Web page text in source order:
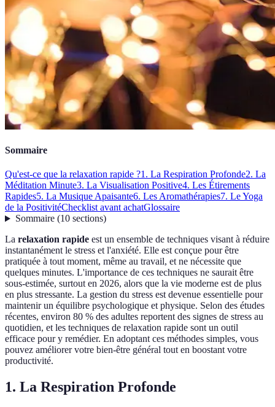
Sommaire
Qu'est-ce que la relaxation rapide ?1. La Respiration Profonde2. La
Méditation Minute3. La Visualisation Positive4. Les Étirements
Rapides5. La Musique Apaisante6. Les Aromathérapies7. Le Yoga
de la PositivitéChecklist avant achatGlossaire
Sommaire(10 sections)
La relaxation rapide est un ensemble de techniques visant à réduire
instantanément le stress et l'anxiété. Elle est conçue pour être
pratiquée à tout moment, même au travail, et ne nécessite que
quelques minutes. L'importance de ces techniques ne saurait être
sous-estimée, surtout en 2026, alors que la vie moderne est de plus
en plus stressante. La gestion du stress est devenue essentielle pour
maintenir un équilibre psychologique et physique. Selon des études
récentes, environ 80 % des adultes reportent des signes de stress au
quotidien, et les techniques de relaxation rapide sont un outil
efficace pour y remédier. En adoptant ces méthodes simples, vous
pouvez améliorer votre bien-être général tout en boostant votre
productivité.
1. La Respiration Profonde